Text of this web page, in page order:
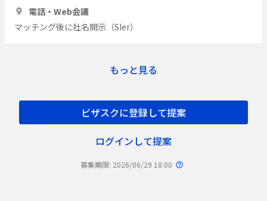
電話・Web会議
マッチング後に社名開示（SIer）
もっと見る
ビザスクに登録して提案
ログインして提案
募集期限: 2026/06/29 18:00